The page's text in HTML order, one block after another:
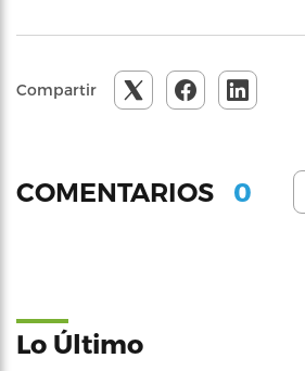
Compartir
COMENTARIOS 0
Lo Último